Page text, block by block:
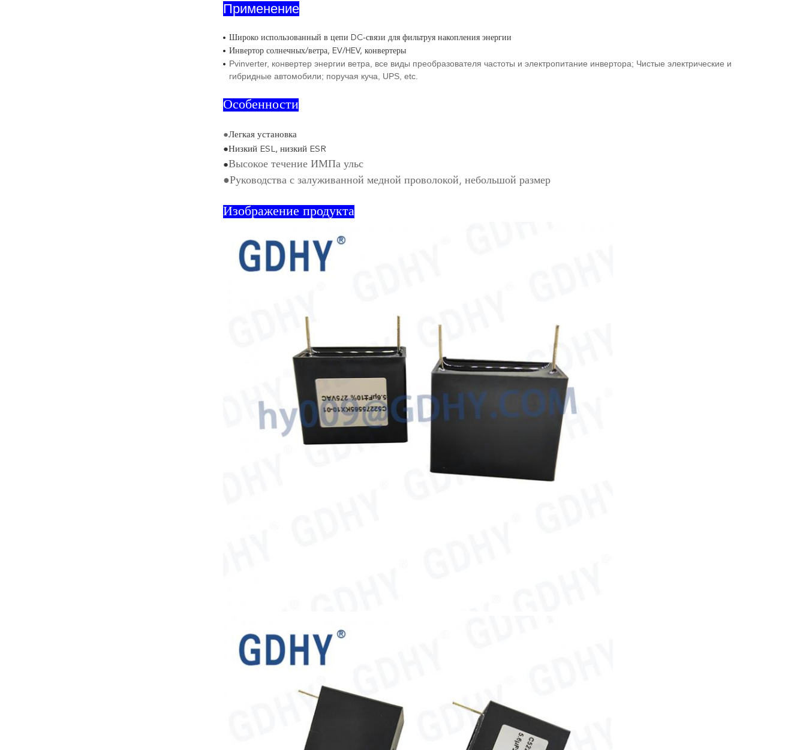
Применение
Широко использованный в цепи DC-связи для фильтруя накопления энергии
Инвертор солнечных/ветра, EV/HEV, конвертеры
Pvinverter, конвертер энергии ветра, все виды преобразователя частоты и электропитание инвертора; Чистые электрические и
гибридные автомобили; поручая куча, UPS, etc.
Особенности
●Легкая установка
●Низкий ESL, низкий ESR
●Высокое течение ИМПа ульс
●Руководства с залуживанной медной проволокой, небольшой размер
Изображение продукта